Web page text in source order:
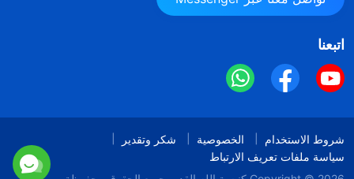
اتبعنا
شروط الاستخدام الخصوصية
شكر وتقدير
سياسة ملفات تعريف الارتباط